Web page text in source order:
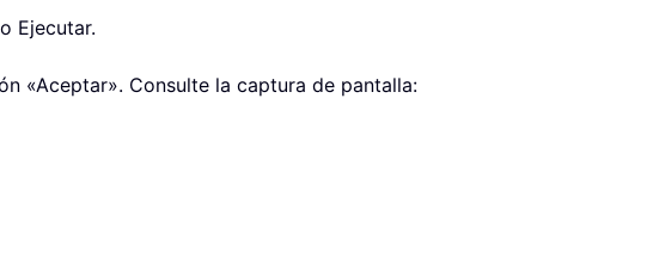
Ejecutar.
«Aceptar». Consulte la captura de pantalla: